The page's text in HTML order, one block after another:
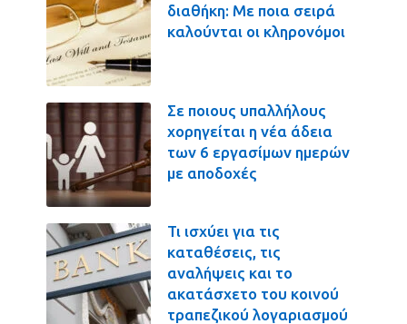
διαθήκη: Με ποια σειρά
καλούνται οι κληρονόμοι
Σε ποιους υπαλλήλους
χορηγείται η νέα άδεια
των 6 εργασίμων ημερών
με αποδοχές
Τι ισχύει για τις
καταθέσεις, τις
αναλήψεις και το
ακατάσχετο του κοινού
τραπεζικού λογαριασμού